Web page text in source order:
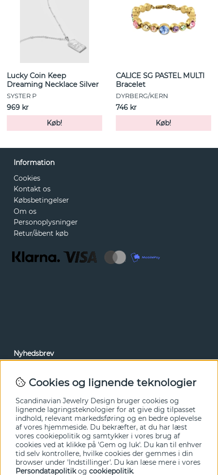
Lucky Coin Keep
Dreaming Necklace Silver
SYSTER P
969 kr
Køb!
CALICE SG PASTEL MULTI
Bracelet
DYRBERG/KERN
746 kr
Køb!
Information
Cookies
Kontakt os
Købsbetingelser
Om os
Personoplysninger
Retur/åbent køb
Nyhedsbrev
tilbud før alle andre. Tilmeld dig herunder.
Ja tak!
Cookies og lignende teknologier
Scandinavian Jewelry Design bruger cookies og
lignende lagringsteknologier for at give dig tilpasset
indhold, relevant markedsføring og en bedre oplevelse
af vores hjemmeside. Du bekræfter, at du har læst
vores cookiepolitik og samtykker i vores brug af
cookies ved at klikke på 'Gem og luk'. Du kan til enhver
tid selv kontrollere, hvilke cookies der gemmes i din
browser under 'Indstillinger'. Du kan læse mere i vores
Persondatapolitikog cookiepolitik.